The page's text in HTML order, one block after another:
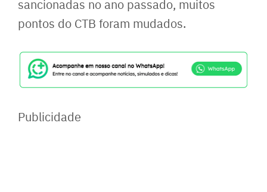
sancionadas no ano passado, muitos
pontos do CTB foram mudados.
Publicidade